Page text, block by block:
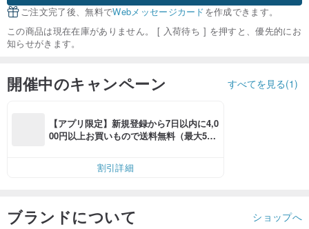
ご注文完了後、無料でWebメッセージカードを作成できます。
この商品は現在在庫がありません。 [ 入荷待ち ] を押すと、優先的にお
知らせがきます。
開催中のキャンペーン すべてを見る(1)
【アプリ限定】新規登録から7日以内に4,0
00円以上お買いもので送料無料（最大500
割引詳細
ブランドについて ショップへ